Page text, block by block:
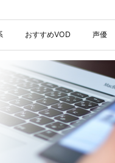
おすすめVOD 声優